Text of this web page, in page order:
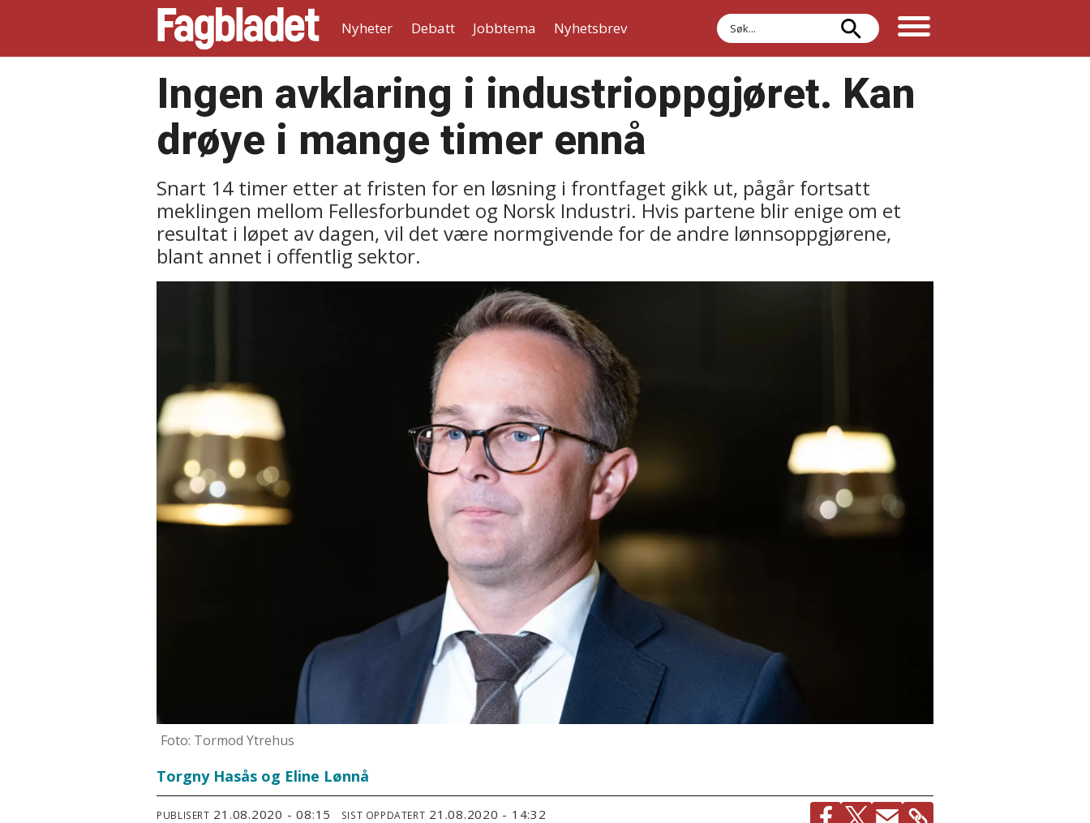
Nyheter Debatt Jobbtema Nyhetsbrev
Søk
Ingen avklaring i industrioppgjøret. Kan
drøye i mange timer ennå
Snart 14 timer etter at fristen for en løsning i frontfaget gikk ut, pågår fortsatt
meklingen mellom Fellesforbundet og Norsk Industri. Hvis partene blir enige om et
resultat i løpet av dagen, vil det være normgivende for de andre lønnsoppgjørene,
blant annet i offentlig sektor.
Foto: Tormod Ytrehus
Torgny Hasås og Eline Lønnå
PUBLISERT 21.08.2020 - 08:15 SIST OPPDATERT 21.08.2020 - 14:32